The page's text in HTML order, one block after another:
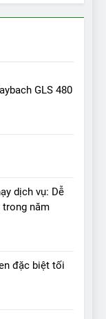
GLS 480
dịch vụ: Dễ
trong năm
đặc biệt tối